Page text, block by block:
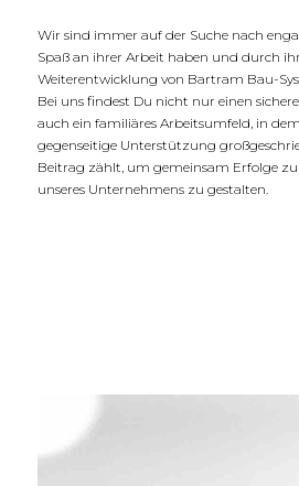
Wir sind immer auf der Suche nach
Spaß an ihrer Arbeit haben und durch
Weiterentwicklung von Bartram Bau-
Bei uns findest Du nicht nur einen
auch ein familiäres Arbeitsumfeld, in
gegenseitige Unterstützung
Beitrag zählt, um gemeinsam Erfolge
unseres Unternehmens zu gestalten.